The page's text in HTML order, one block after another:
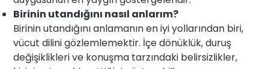
Birinin utandığını nasıl anlarım?
Birinin utandığını anlamanın en iyi yollarından biri,
vücut dilini gözlemlemektir. İçe dönüklük, duruş
değişiklikleri ve konuşma tarzındaki belirsizlikler,